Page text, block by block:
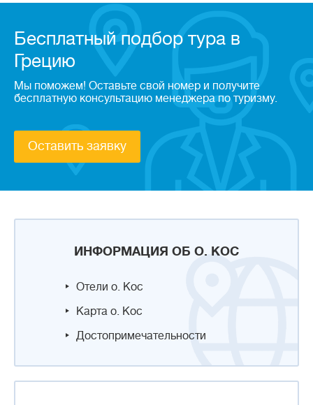
ИНФОРМАЦИЯ ОБ О. КОС
Отели о. Кос
Карта о. Кос
Достопримечательности
Бесплатный подбор тура в
Грецию
Мы поможем! Оставьте свой номер и получите
бесплатную консультацию менеджера по туризму.
Оставить заявку